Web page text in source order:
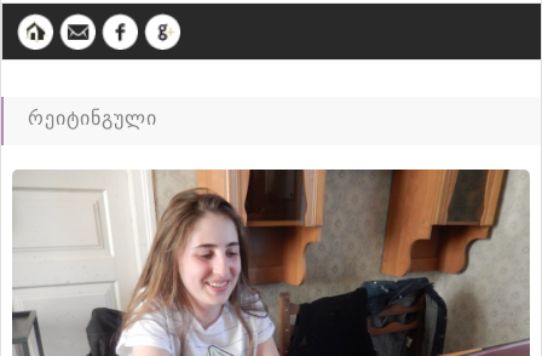
რეიტინგული